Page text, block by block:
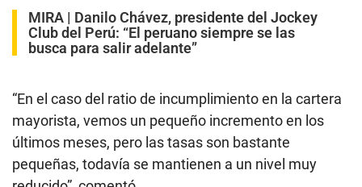
MIRA | Danilo Chávez, presidente del Jockey
Club del Perú: “El peruano siempre se las
busca para salir adelante”
“En el caso del ratio de incumplimiento en la cartera
mayorista, vemos un pequeño incremento en los
últimos meses, pero las tasas son bastante
pequeñas, todavía se mantienen a un nivel muy